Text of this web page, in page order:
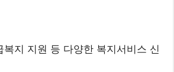
복지 지원 등 다양한 복지서비스 신